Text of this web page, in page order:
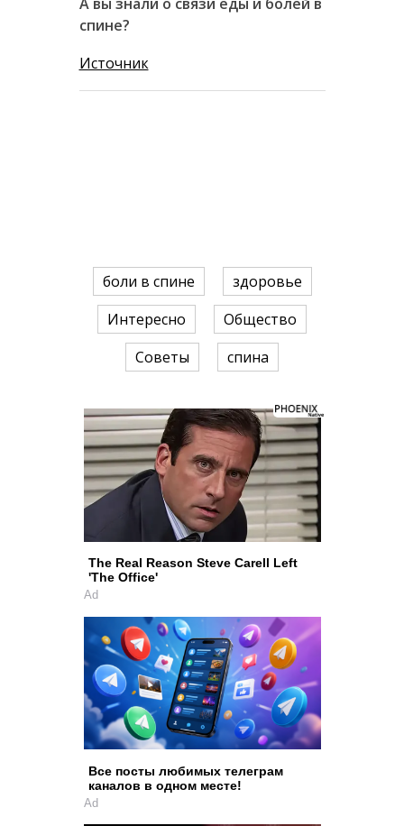
А вы знали о связи еды и болей в
спине?
Источник
боли в спине
здоровье
Интересно
Общество
Советы
спина
The Real Reason Steve Carell Left
'The Office'
Ad
Все посты любимых телеграм
каналов в одном месте!
Ad